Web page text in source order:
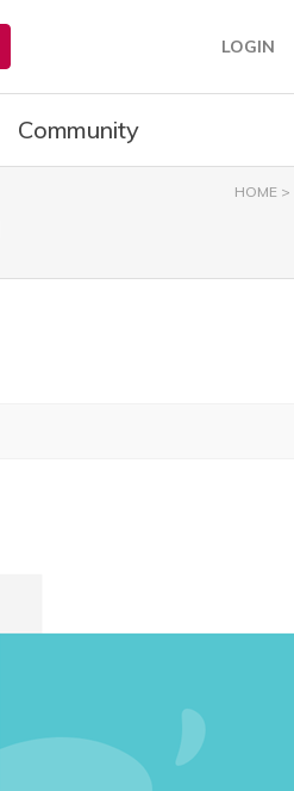
LOGIN
Community
HOME >